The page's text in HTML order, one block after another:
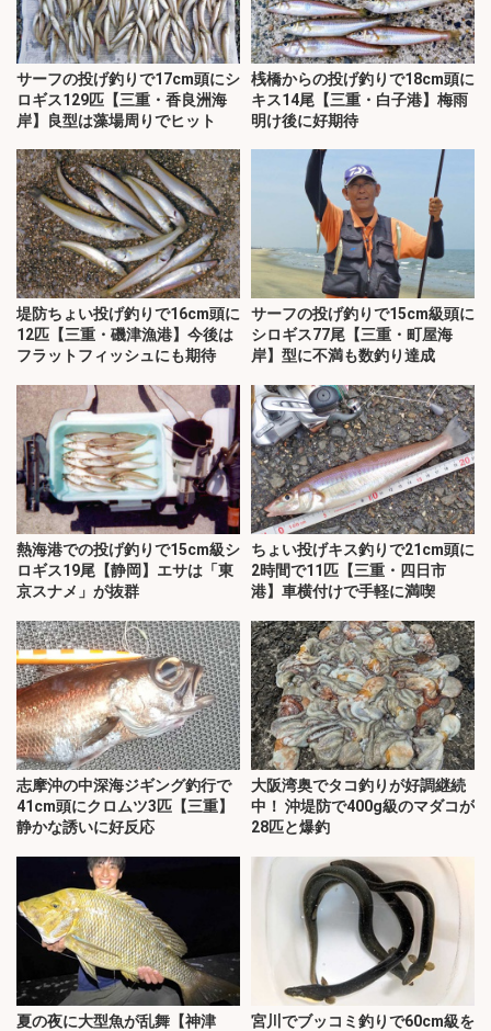
サーフの投げ釣りで17cm頭にシ
ロギス129匹【三重・香良洲海
岸】良型は藻場周りでヒット
桟橋からの投げ釣りで18cm頭に
キス14尾【三重・白子港】梅雨
明け後に好期待
堤防ちょい投げ釣りで16cm頭に
12匹【三重・磯津漁港】今後は
フラットフィッシュにも期待
サーフの投げ釣りで15cm級頭に
シロギス77尾【三重・町屋海
岸】型に不満も数釣り達成
熱海港での投げ釣りで15cm級シ
ロギス19尾【静岡】エサは「東
京スナメ」が抜群
ちょい投げキス釣りで21cm頭に
2時間で11匹【三重・四日市
港】車横付けで手軽に満喫
志摩沖の中深海ジギング釣行で
41cm頭にクロムツ3匹【三重】
静かな誘いに好反応
大阪湾奥でタコ釣りが好調継続
中！ 沖堤防で400g級のマダコが
28匹と爆釣
夏の夜に大型魚が乱舞【神津
宮川でブッコミ釣りで60cm級を